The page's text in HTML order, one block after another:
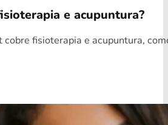
e acupuntura?
cobre fisioterapia e acupuntura,